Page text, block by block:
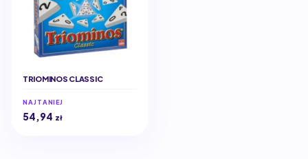
TRIOMINOS CLASSIC
NAJTANIEJ
54,94 zł